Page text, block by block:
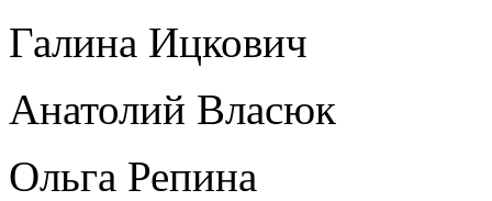
Галина Ицкович
Анатолий Власюк
Ольга Репина